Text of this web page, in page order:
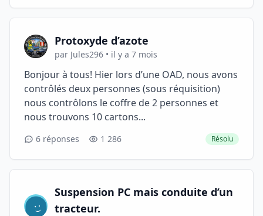
Protoxyde d’azote
par Jules296 • il y a 7 mois
Bonjour à tous! Hier lors d’une OAD, nous avons
contrôlés deux personnes (sous réquisition)
nous contrôlons le coffre de 2 personnes et
nous trouvons 10 cartons...
6 réponses 1 286 Résolu
Suspension PC mais conduite d’un
tracteur.